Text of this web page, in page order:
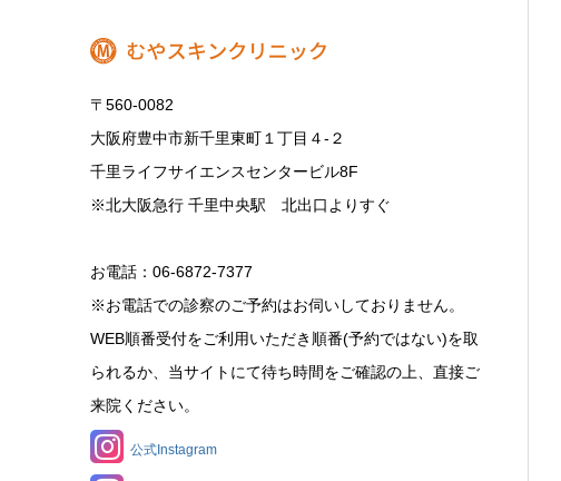
〒560-0082
大阪府豊中市新千里東町１丁目４‐２
千里ライフサイエンスセンタービル8F
※北大阪急行 千里中央駅 北出口よりすぐ
お電話：06-6872-7377
※お電話での診察のご予約はお伺いしておりません。
WEB順番受付をご利用いただき順番(予約ではない)を取
られるか、当サイトにて待ち時間をご確認の上、直接ご
来院ください。
公式Instagram